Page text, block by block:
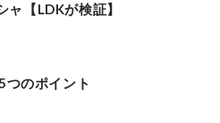
ャ【LDKが検証】
つのポイント